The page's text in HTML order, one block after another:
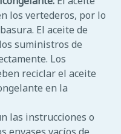
los vertederos, por lo
El aceite de
suministros de
Los
reciclar el aceite
en la
las instrucciones o